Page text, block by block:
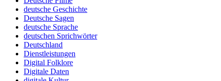
deutsche Geschichte
Deutsche Sagen
deutsche Sprache
deutschen Sprichwörter
Deutschland
Dienstleistungen
Digital Folklore
Digitale Daten